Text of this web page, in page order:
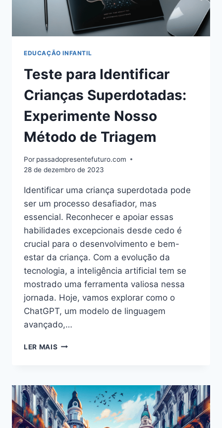
EDUCAÇÃO INFANTIL
Teste para Identificar
Crianças Superdotadas:
Experimente Nosso
Método de Triagem
Por passadopresentefuturo.com
28 de dezembro de 2023
Identificar uma criança superdotada pode
ser um processo desafiador, mas
essencial. Reconhecer e apoiar essas
habilidades excepcionais desde cedo é
crucial para o desenvolvimento e bem-
estar da criança. Com a evolução da
tecnologia, a inteligência artificial tem se
mostrado uma ferramenta valiosa nessa
jornada. Hoje, vamos explorar como o
ChatGPT, um modelo de linguagem
avançado,…
LER MAIS TESTE
SUPERDOTADAS:
EXPERIMENTE
NOSSO
MÉTODO